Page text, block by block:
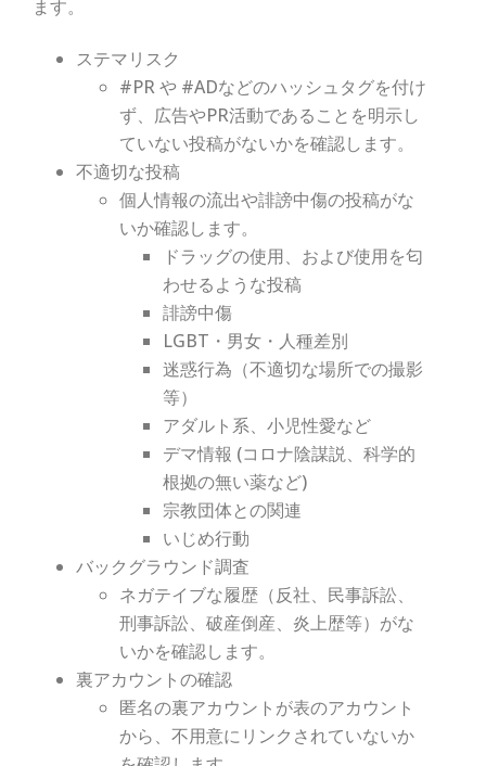
ます。
ステマリスク
#PR や #ADなどのハッシュタグを付け
ず、広告やPR活動であることを明示し
ていない投稿がないかを確認します。
不適切な投稿
個人情報の流出や誹謗中傷の投稿がな
いか確認します。
ドラッグの使用、および使用を匂
わせるような投稿
誹謗中傷
LGBT・男女・人種差別
迷惑行為（不適切な場所での撮影
等）
アダルト系、小児性愛など
デマ情報 (コロナ陰謀説、科学的
根拠の無い薬など)
宗教団体との関連
いじめ行動
バックグラウンド調査
ネガテイブな履歴（反社、民事訴訟、
刑事訴訟、破産倒産、炎上歴等）がな
いかを確認します。
裏アカウントの確認
匿名の裏アカウントが表のアカウント
から、不用意にリンクされていないか